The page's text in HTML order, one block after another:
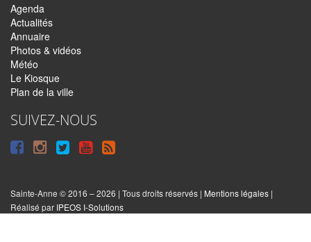
Agenda
Actualités
Annuaire
Photos & vidéos
Météo
Le Kiosque
Plan de la ville
SUIVEZ-NOUS
Suivre
Facebook
Suivre
Instagram
Suivre
Twitter
Syndiquer
le
site
Sainte-Anne © 2016 – 2026 | Tous droits réservés | Mentions légales |
Réalisé par IPEOS I-Solutions
Réinitialiser